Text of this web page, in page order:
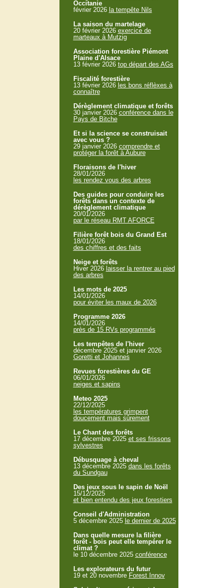
Occitanie
février 2026 la tempête Nils
La saison du martelage
20 février 2026 exercice de
marteaux à Mutzig
Association forestière Piémont
Plaine d'Alsace
13 février 2026 top départ des AGs
Fiscalité forestière
13 février 2026 les bons réflèxes à
connaître
Dérèglement climatique et forêts
30 janvier 2026 conférence dans le
Pays de Bitche
Et si la science se construisait
avec vous ?
29 janvier 2026 comprendre et
protéger la forêt à Aubure
Floraisons de l'hiver
28/01/2026
les rendez vous des arbres
Des guides pour conduire les
forêts dans un contexte de
dérèglement climatique
20/01/2026
par le réseau RMT AFORCE
Filière forêt bois du Grand Est
18/01/2026
des chiffres et des faits
Neige et forêts
Hiver 2026 laisser la rentrer au pied
des arbres
Les mots de 2025
14/01/2026
pour éviter les maux de 2026
Programme 2026
14/01/2026
près de 15 RVs programmés
Les tempêtes de l'hiver
décembre 2025 et janvier 2026
Goretti et Johannes
Revues forestières du GE
06/01/2026
neiges et sapins
Meteo 2025
22/12/2025
les températures grimpent
doucement mais sûrement
Le Chant des forêts
17 décembre 2025 et ses frissons
sylvestres
Débusquage à cheval
13 décembre 2025 dans les forêts
du Sundgau
Des jeux sous le sapin de Noël
15/12/2025
et bien entendu des jeux forestiers
Conseil d'Administration
5 décembre 2025 le dernier de 2025
Dans quelle mesure la filière
forêt - bois peut elle tempérer le
climat ?
le 10 décembre 2025 conférence
Les explorateurs du futur
19 et 20 novembre Forest Innov